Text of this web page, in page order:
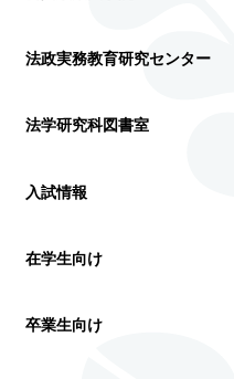
法政実務教育研究センター
法学研究科図書室
入試情報
在学生向け
卒業生向け